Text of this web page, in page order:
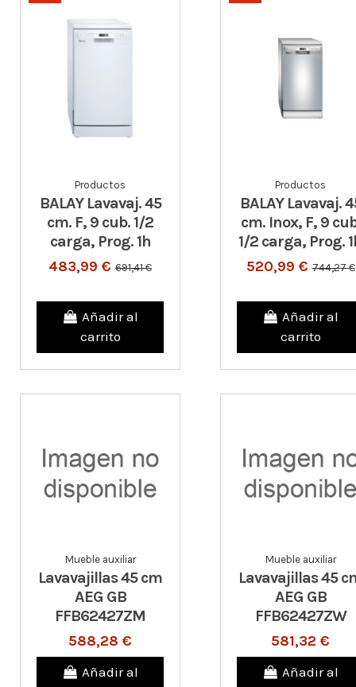
Productos
BALAY Lavavaj. 45
cm. F, 9 cub. 1/2
carga, Prog. 1h
483,99 € 691,41 €
Añadir al
carrito
Productos
BALAY Lavavaj.
cm. Inox, F, 9
1/2 carga, Prog.
520,99 €744,27 €
Añadir al
carrito
Mueble auxiliar
Lavavajillas 45 cm
AEG GB
FFB62427ZM
588,28 €
Añadir al
Mueble auxiliar
Lavavajillas 45
AEG GB
FFB62427ZW
581,32 €
Añadir al